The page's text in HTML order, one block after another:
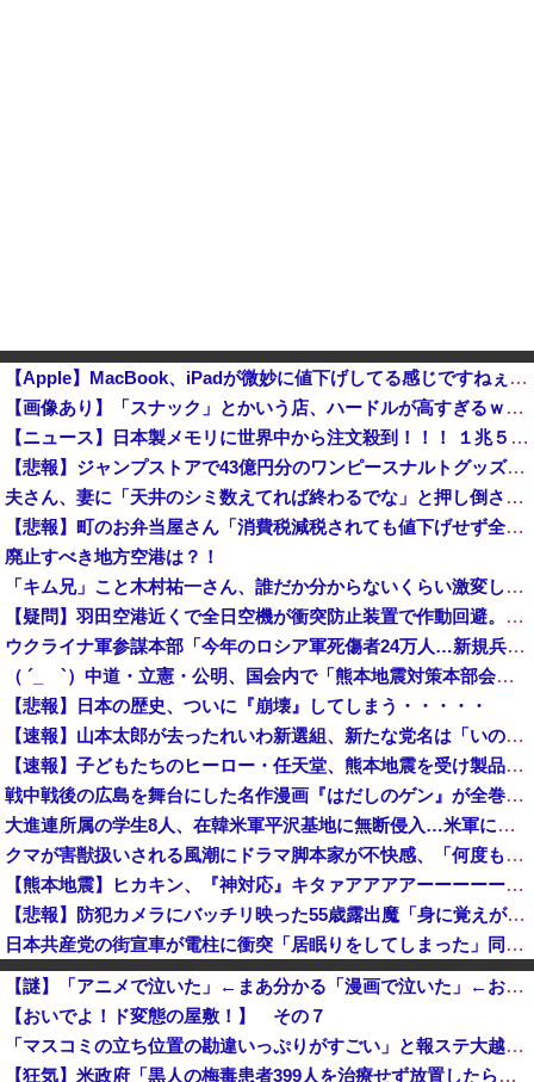
【Apple】MacBook、iPadが微妙に値下げしてる感じですねぇ・・・
【画像あり】「スナック」とかいう店、ハードルが高すぎるｗｗｗｗｗｗｗ
【ニュース】日本製メモリに世界中から注文殺到！！！ １兆５０００億円で工場増築へ
【悲報】ジャンプストアで43億円分のワンピースナルトグッズを購入してキャンセルを繰り返していた32歳女逮捕
夫さん、妻に「天井のシミ数えてれば終わるでな」と押し倒されて性行為 → 凄いことになるｗｗｗｗｗ
【悲報】町のお弁当屋さん「消費税減税されても値下げせず全て利益にする！」と宣言しネットで物議 → ｗｗｗｗｗｗｗｗｗｗｗｗｗｗ
廃止すべき地方空港は？！
「キム兄」こと木村祐一さん、誰だか分からないくらい激変してしまう・・・
【疑問】羽田空港近くで全日空機が衝突防止装置で作動回避。これで「ニアミスではない」ってマジ？
ウクライナ軍参謀本部「今年のロシア軍死傷者24万人…新規兵力の募集規模を上回る」！
（ ´_ゝ`）中道・立憲・公明、国会内で「熊本地震対策本部会議」各省庁からヒアリング・現地から意見聴取「パーティション、人手、宿泊施設の不足や、...
【悲報】日本の歴史、ついに『崩壊』してしまう・・・・・
【速報】山本太郎が去ったれいわ新選組、新たな党名は「いのちの党」 略称「いのち」
【速報】子どもたちのヒーロー・任天堂、熊本地震を受け製品修理は無償対応（災害救助法適用地域） 義援金5000万円寄付
戦中戦後の広島を舞台にした名作漫画『はだしのゲン』が全巻50％オフで買える激安セール開催！！このチャンスを見逃すな！！
大進連所属の学生8人、在韓米軍平沢基地に無断侵入…米軍により身柄拘束！
クマが害獣扱いされる風潮にドラマ脚本家が不快感、「何度もクマに会ったことがあるけど全然怖くなかった」と主張しており……
【熊本地震】ヒカキン、『神対応』キタァアアアアーーーーーーー！！
【悲報】防犯カメラにバッチリ映った55歳露出魔「身に覚えがありません」と容疑を否認。どう言い訳する気だこれ
日本共産党の街宣車が電柱に衝突「居眠りをしてしまった」同乗していた県議を含め男女3人重傷 - 長野県駒ケ根市 [8/6]
「成人向けゲームを大ヒットさせて、とんでもない売り上げが入ったぞー！」→最悪すぎる結果になり、「売り上げ0円だけど、多額の税金を払え」という状況...
【速報】イオンモール熊本の爆発原因が判明！！！！
【謎】「アニメで泣いた」←まあ分かる「漫画で泣いた」←お、おう「小説で泣いた」←は？
【おいでよ！ド変態の屋敷！】 その７
「マスコミの立ち位置の勘違いっぷりがすごい」と報ステ大越キャスターの台詞に視聴者絶句、高市とトランプを同列視させようという思惑がひしひしと
【狂気】米政府「黒人の梅毒患者399人を治療せず放置したらどうなるか見たろ！」→40年間続けてしまう